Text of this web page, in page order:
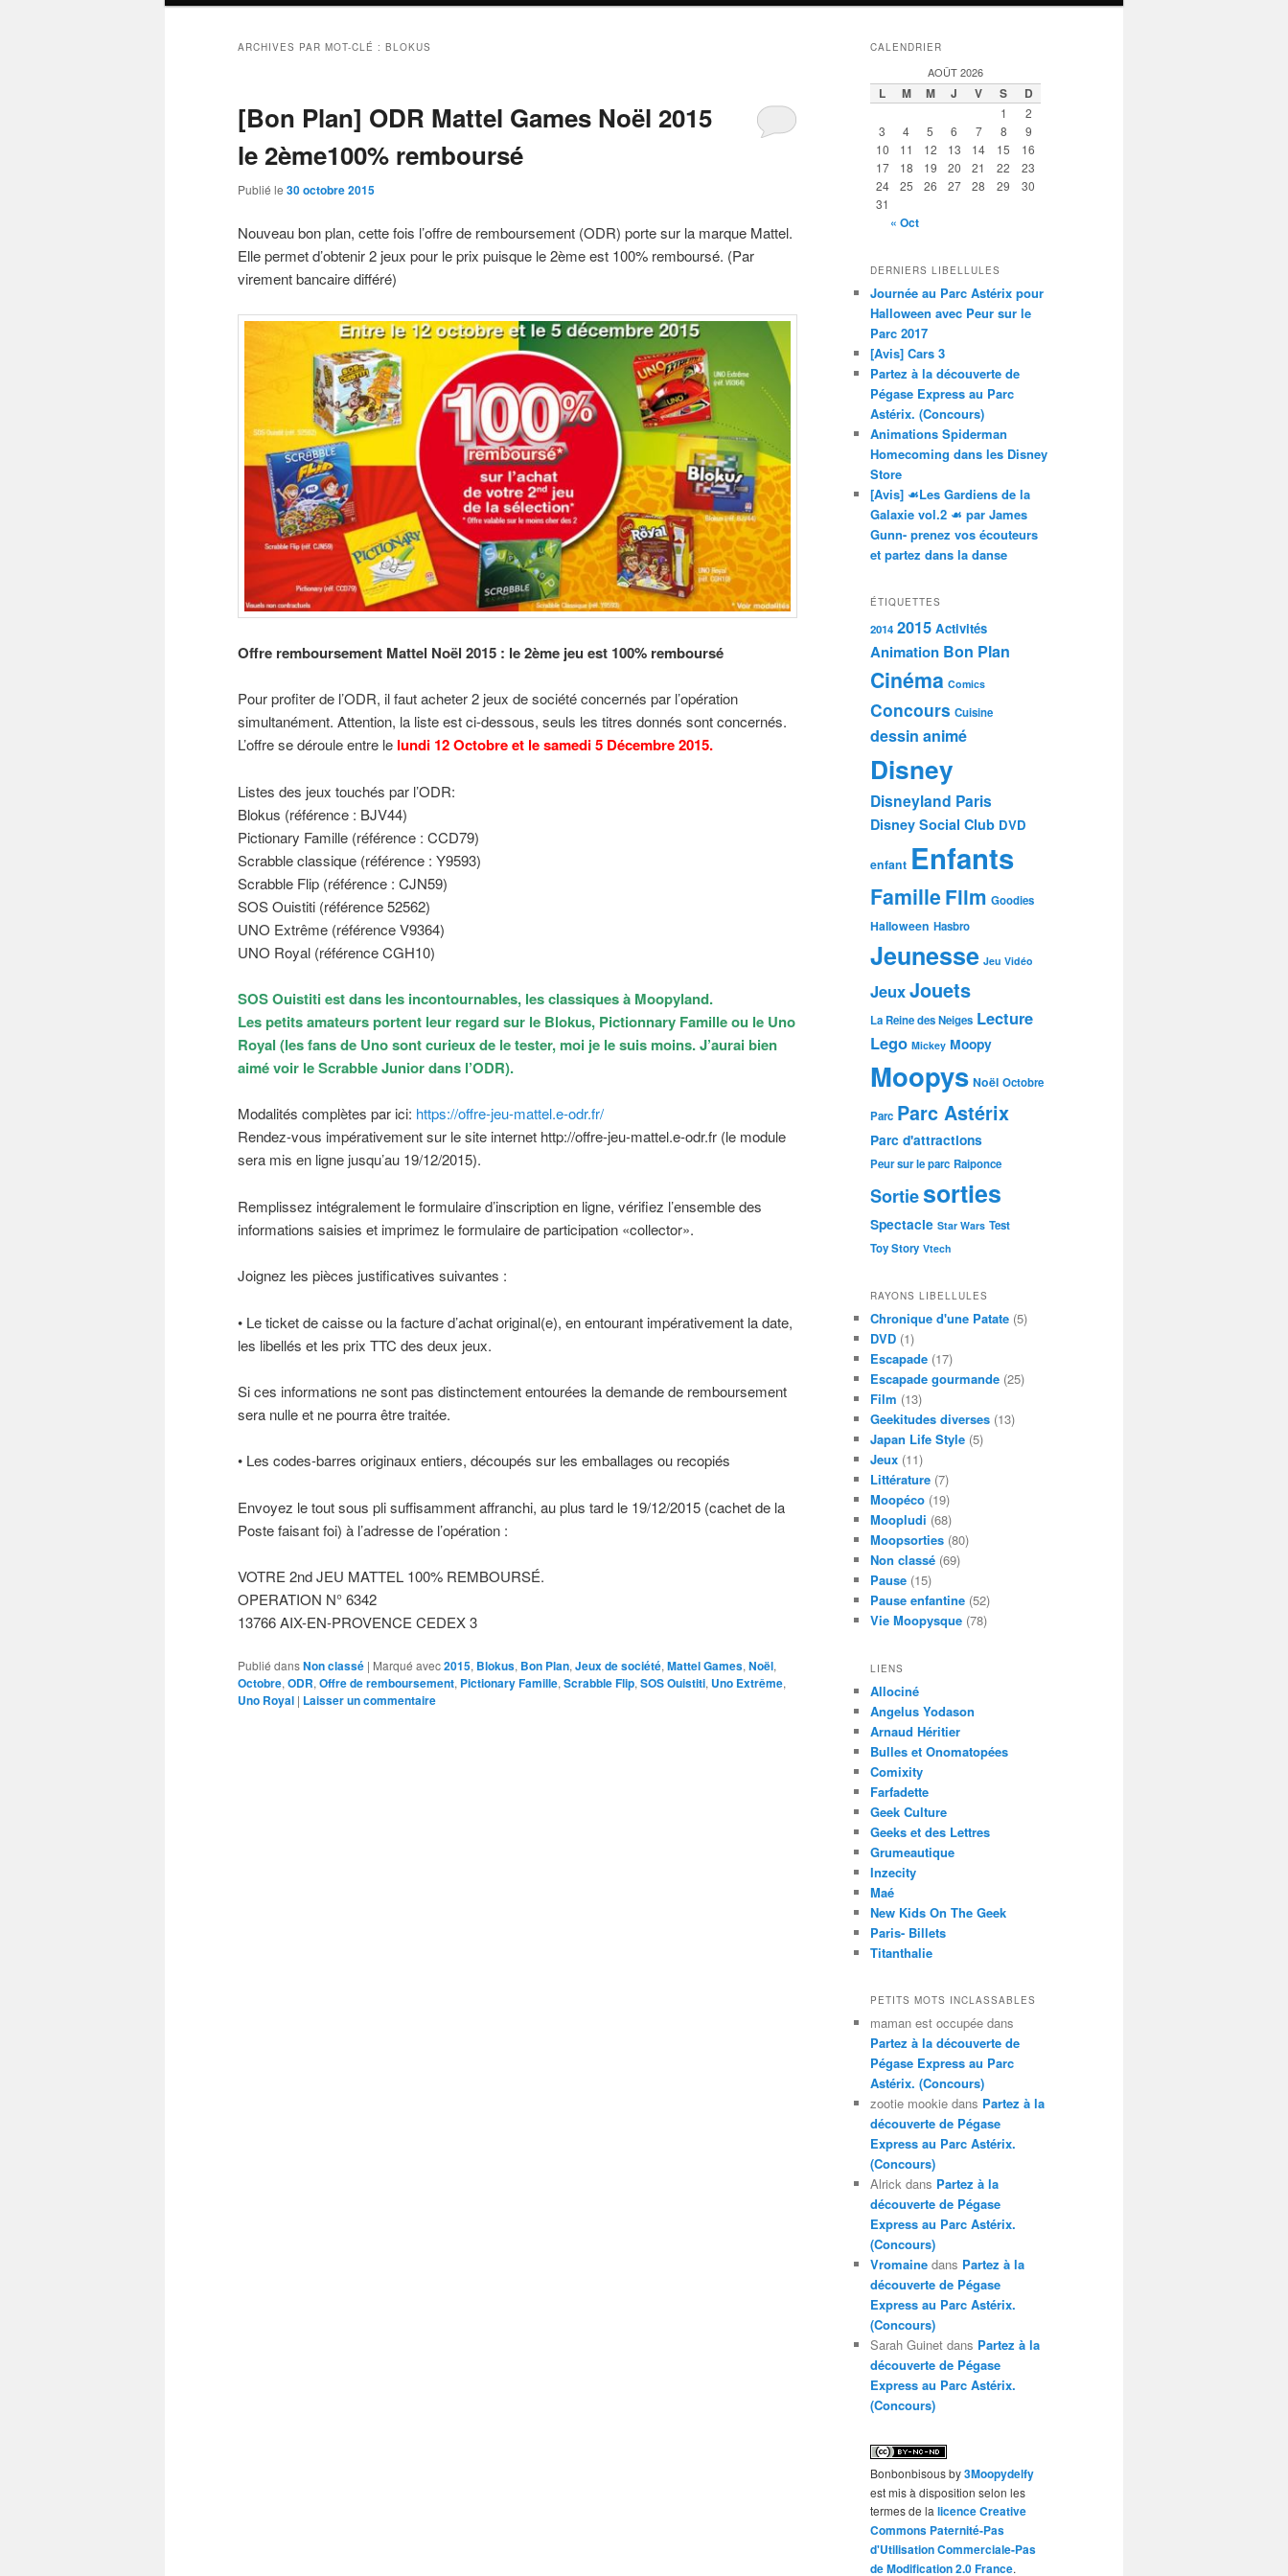
ARCHIVES PAR MOT-CLÉ : BLOKUS
[Bon Plan] ODR Mattel Games Noël 2015
le 2ème100% remboursé
Publié le 30 octobre 2015
Nouveau bon plan, cette fois l’offre de remboursement (ODR) porte sur la marque Mattel.
Elle permet d’obtenir 2 jeux pour le prix puisque le 2ème est 100% remboursé. (Par
virement bancaire différé)
Offre remboursement Mattel Noël 2015 : le 2ème jeu est 100% remboursé
Pour profiter de l’ODR, il faut acheter 2 jeux de société concernés par l’opération
simultanément. Attention, la liste est ci-dessous, seuls les titres donnés sont concernés.
L’offre se déroule entre le lundi 12 Octobre et le samedi 5 Décembre 2015.
Listes des jeux touchés par l’ODR:
Blokus (référence : BJV44)
Pictionary Famille (référence : CCD79)
Scrabble classique (référence : Y9593)
Scrabble Flip (référence : CJN59)
SOS Ouistiti (référence 52562)
UNO Extrême (référence V9364)
UNO Royal (référence CGH10)
SOS Ouistiti est dans les incontournables, les classiques à Moopyland.
Les petits amateurs portent leur regard sur le Blokus, Pictionnary Famille ou le Uno
Royal (les fans de Uno sont curieux de le tester, moi je le suis moins. J’aurai bien
aimé voir le Scrabble Junior dans l’ODR).
Modalités complètes par ici: https://offre-jeu-mattel.e-odr.fr/
Rendez-vous impérativement sur le site internet http://offre-jeu-mattel.e-odr.fr (le module
sera mis en ligne jusqu’au 19/12/2015).
Remplissez intégralement le formulaire d’inscription en ligne, vérifiez l’ensemble des
informations saisies et imprimez le formulaire de participation «collector».
Joignez les pièces justificatives suivantes :
• Le ticket de caisse ou la facture d’achat original(e), en entourant impérativement la date,
les libellés et les prix TTC des deux jeux.
Si ces informations ne sont pas distinctement entourées la demande de remboursement
sera nulle et ne pourra être traitée.
• Les codes-barres originaux entiers, découpés sur les emballages ou recopiés
Envoyez le tout sous pli suffisamment affranchi, au plus tard le 19/12/2015 (cachet de la
Poste faisant foi) à l’adresse de l’opération :
VOTRE 2nd JEU MATTEL 100% REMBOURSÉ.
OPERATION N° 6342
13766 AIX-EN-PROVENCE CEDEX 3
Publié dansNon classé | Marqué avec2015, Blokus, Bon Plan, Jeux de société, Mattel Games, Noël,
Octobre, ODR, Offre de remboursement, Pictionary Famille, Scrabble Flip, SOS Ouistiti, Uno Extrême,
Uno Royal | Laisser un commentaire
CALENDRIER
AOÛT 2026
L M M J V S D
1
2
3
4 5 6 7 8
9
10
11 12 13 14 15
16
17
18 19 20 21 22
23
24
25 26 27 28 29
30
31
« Oct
DERNIERS LIBELLULES
Journée au Parc Astérix pour
Halloween avec Peur sur le
Parc 2017
[Avis] Cars 3
Partez à la découverte de
Pégase Express au Parc
Astérix. (Concours)
Animations Spiderman
Homecoming dans les Disney
Store
[Avis] ☙Les Gardiens de la
Galaxie vol.2 ☙ par James
Gunn- prenez vos écouteurs
et partez dans la danse
ÉTIQUETTES
2014 2015 Activités
Animation Bon Plan
Cinéma Comics
Concours Cuisine
dessin animé
Disney
Disneyland Paris
Disney Social Club DVD
enfant Enfants
FamilleFilm Goodies
Halloween Hasbro
Jeunesse Jeu Vidéo
JeuxJouets
La Reine des Neiges Lecture
Lego Mickey Moopy
Moopys Noël Octobre
Parc Parc Astérix
Parc d'attractions
Peur sur le parc Raiponce
Sortiesorties
Spectacle Star Wars Test
Toy Story Vtech
RAYONS LIBELLULES
Chronique d'une Patate (5)
DVD (1)
Escapade (17)
Escapade gourmande (25)
Film (13)
Geekitudes diverses (13)
Japan Life Style (5)
Jeux (11)
Littérature (7)
Moopéco (19)
Moopludi (68)
Moopsorties (80)
Non classé (69)
Pause (15)
Pause enfantine (52)
Vie Moopysque (78)
LIENS
Allociné
Angelus Yodason
Arnaud Héritier
Bulles et Onomatopées
Comixity
Farfadette
Geek Culture
Geeks et des Lettres
Grumeautique
Inzecity
Maé
New Kids On The Geek
Paris- Billets
Titanthalie
PETITS MOTS INCLASSABLES
maman est occupée dans
Partez à la découverte de
Pégase Express au Parc
Astérix. (Concours)
zootie mookie dans Partez à la
découverte de Pégase
Express au Parc Astérix.
(Concours)
Alrick dans Partez à la
découverte de Pégase
Express au Parc Astérix.
(Concours)
Vromaine dans Partez à la
découverte de Pégase
Express au Parc Astérix.
(Concours)
Sarah Guinet dans Partez à la
découverte de Pégase
Express au Parc Astérix.
(Concours)
Bonbonbisousby3Moopydelfy
est mis à disposition selon les
termes de la licence Creative
Commons Paternité-Pas
d'Utilisation Commerciale-Pas
de Modification 2.0 France.